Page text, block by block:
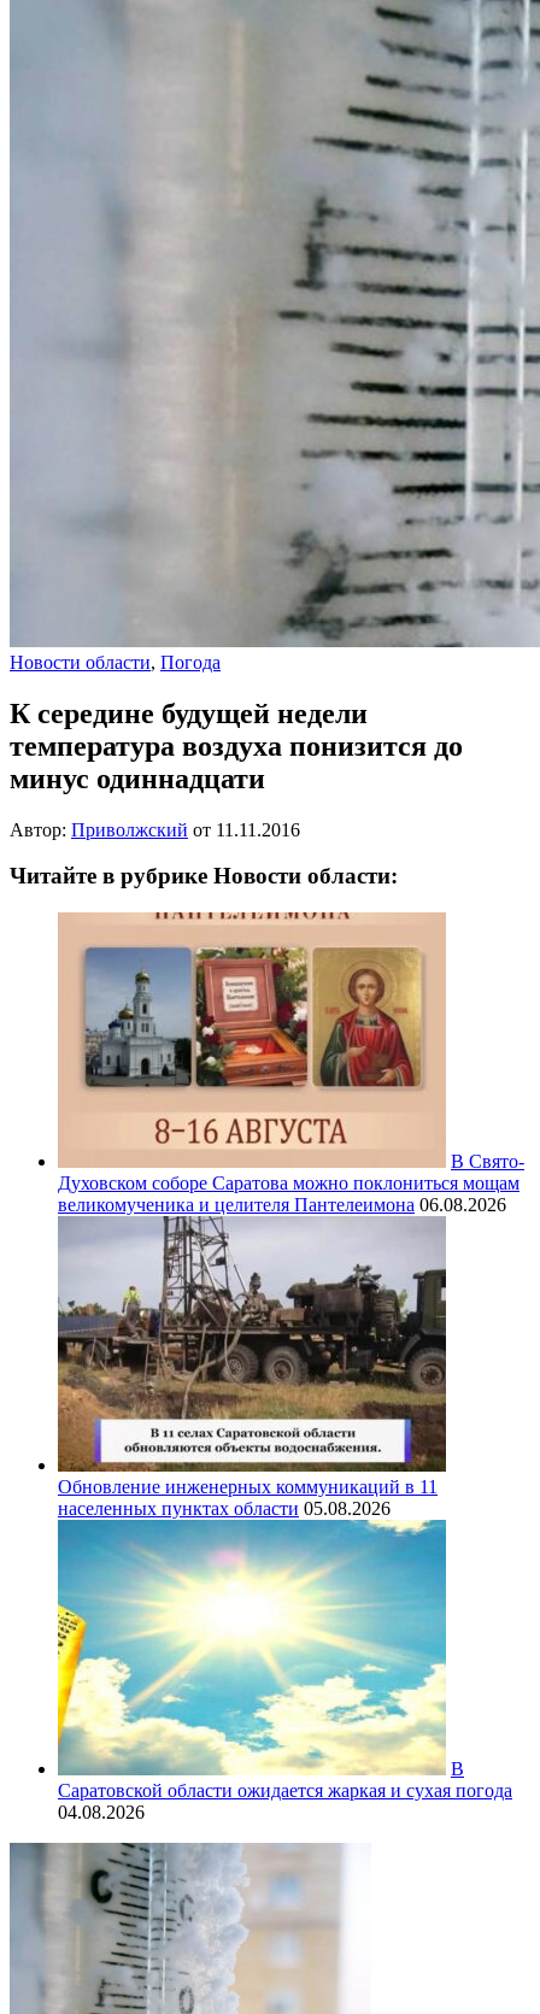
Новости области, Погода
К середине будущей недели
температура воздуха понизится до
минус одиннадцати
Автор: Приволжский от 11.11.2016
Читайте в рубрике Новости области:
В Свято-
Духовском соборе Саратова можно поклониться мощам
великомученика и целителя Пантелеимона 06.08.2026
Обновление инженерных коммуникаций в 11
населенных пунктах области 05.08.2026
В
Саратовской области ожидается жаркая и сухая погода
04.08.2026